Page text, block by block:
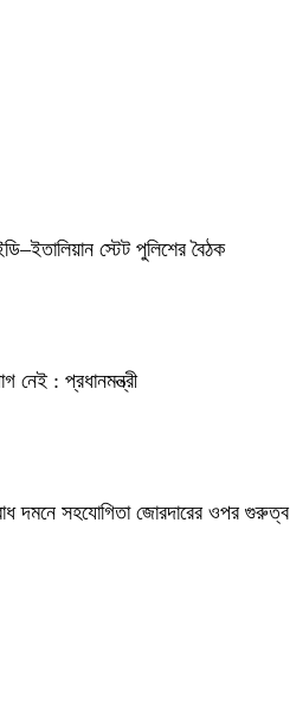
স্টেট পুলিশের বৈঠক
নেই : প্রধানমন্ত্রী
দমনে সহযোগিতা জোরদারের ওপর গুরুত্ব